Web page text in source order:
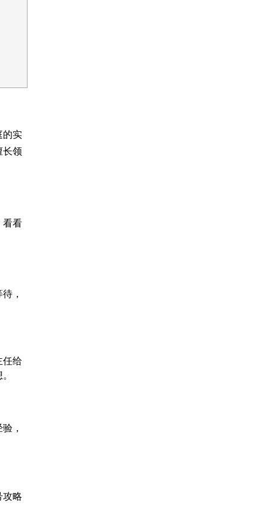
的实
长领
看看
，
任给
，
攻略